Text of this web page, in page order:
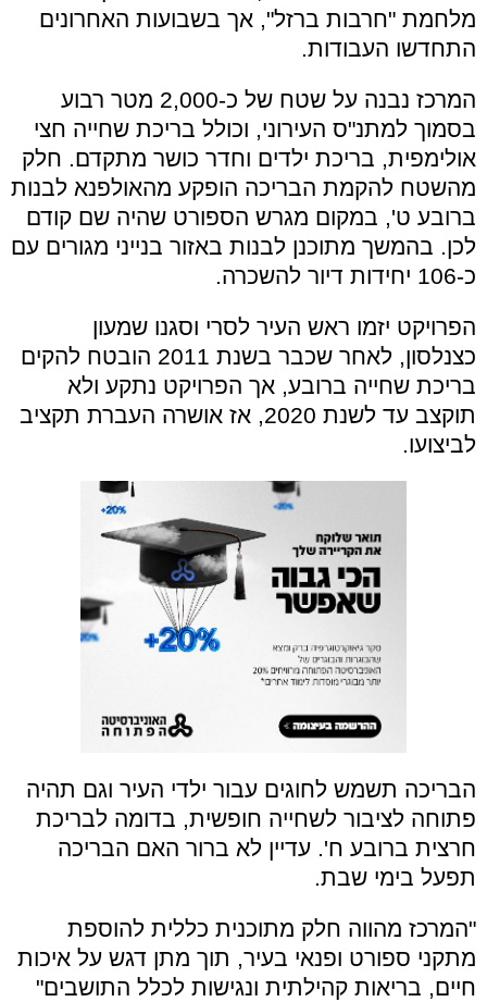
מלחמת "חרבות ברזל", אך בשבועות האחרונים
התחדשו העבודות.
המרכז נבנה על שטח של כ-2,000 מטר רבוע
בסמוך למתנ"ס העירוני, וכולל בריכת שחייה חצי
אולימפית, בריכת ילדים וחדר כושר מתקדם. חלק
מהשטח להקמת הבריכה הופקע מהאולפנא לבנות
ברובע ט', במקום מגרש הספורט שהיה שם קודם
לכן. בהמשך מתוכנן לבנות באזור בנייני מגורים עם
כ-106 יחידות דיור להשכרה.
הפרויקט יזמו ראש העיר לסרי וסגנו שמעון
כצנלסון, לאחר שכבר בשנת 2011 הובטח להקים
בריכת שחייה ברובע, אך הפרויקט נתקע ולא
תוקצב עד לשנת 2020, אז אושרה העברת תקציב
לביצועו.
הבריכה תשמש לחוגים עבור ילדי העיר וגם תהיה
פתוחה לציבור לשחייה חופשית, בדומה לבריכת
חרצית ברובע ח'. עדיין לא ברור האם הבריכה
תפעל בימי שבת.
"המרכז מהווה חלק מתוכנית כללית להוספת
מתקני ספורט ופנאי בעיר, תוך מתן דגש על איכות
חיים, בריאות קהילתית ונגישות לכלל התושבים"